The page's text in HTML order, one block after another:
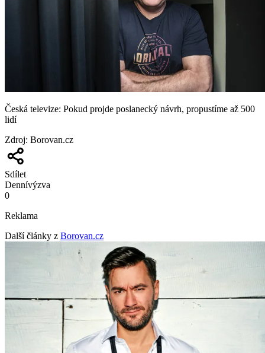
Česká televize: Pokud projde poslanecký návrh, propustíme až 500
lidí
Zdroj: Borovan.cz
Sdílet
Dennívýzva
0
Reklama
Další články z Borovan.cz